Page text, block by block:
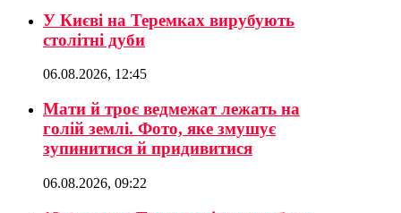
У Києві на Теремках вирубують
столітні дуби
06.08.2026, 12:45
Мати й троє ведмежат лежать на
голій землі. Фото, яке змушує
зупинитися й придивитися
06.08.2026, 09:22